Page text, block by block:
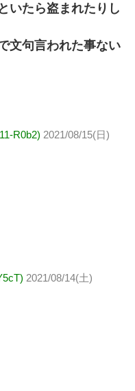
いたら盗まれたりし
文句言われた事ない
R0b2) 2021/08/15(日)
2021/08/14(土)